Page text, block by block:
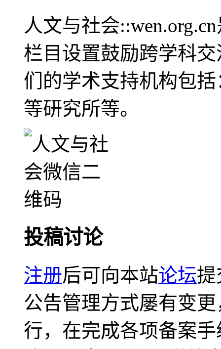
人文与社会
栏目设置鼓励跨学科
们的学术支持机构包
等研究所等。
投稿讨论
注册后可向本站论坛提
公告管理方式屡有变
行，在完成各项备案